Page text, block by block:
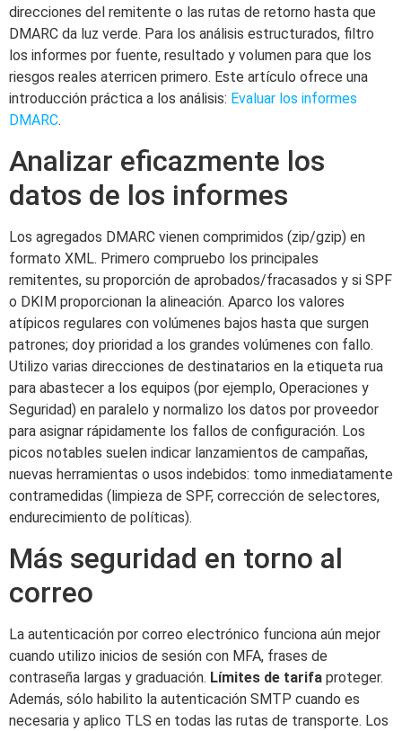
direcciones del remitente o las rutas de retorno hasta que
DMARC da luz verde. Para los análisis estructurados, filtro
los informes por fuente, resultado y volumen para que los
riesgos reales aterricen primero. Este artículo ofrece una
introducción práctica a los análisis: Evaluar los informes
DMARC.
Analizar eficazmente los
datos de los informes
Los agregados DMARC vienen comprimidos (zip/gzip) en
formato XML. Primero compruebo los principales
remitentes, su proporción de aprobados/fracasados y si SPF
o DKIM proporcionan la alineación. Aparco los valores
atípicos regulares con volúmenes bajos hasta que surgen
patrones; doy prioridad a los grandes volúmenes con fallo.
Utilizo varias direcciones de destinatarios en la etiqueta rua
para abastecer a los equipos (por ejemplo, Operaciones y
Seguridad) en paralelo y normalizo los datos por proveedor
para asignar rápidamente los fallos de configuración. Los
picos notables suelen indicar lanzamientos de campañas,
nuevas herramientas o usos indebidos: tomo inmediatamente
contramedidas (limpieza de SPF, corrección de selectores,
endurecimiento de políticas).
Más seguridad en torno al
correo
La autenticación por correo electrónico funciona aún mejor
cuando utilizo inicios de sesión con MFA, frases de
contraseña largas y graduación. Límites de tarifa proteger.
Además, sólo habilito la autenticación SMTP cuando es
necesaria y aplico TLS en todas las rutas de transporte. Los